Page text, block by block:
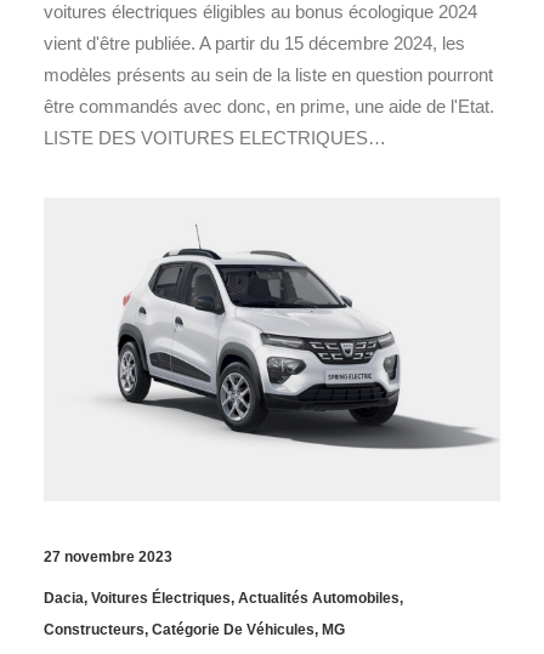
voitures électriques éligibles au bonus écologique 2024
vient d'être publiée. A partir du 15 décembre 2024, les
modèles présents au sein de la liste en question pourront
être commandés avec donc, en prime, une aide de l'Etat.
LISTE DES VOITURES ELECTRIQUES…
27 novembre 2023
Dacia, Voitures Électriques, Actualités Automobiles,
Constructeurs, Catégorie De Véhicules, MG